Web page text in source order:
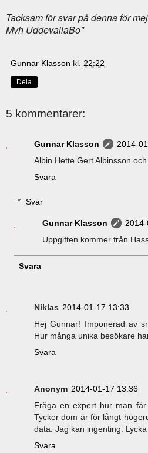
Tacksam för svar på denna för
Mvh UddevallaBo"
Gunnar Klasson kl. 22:22
Dela
5 kommentarer:
Gunnar Klasson
2014-
Albin Hette Gert Albinsson
Svara
Svar
Gunnar Klasson
Uppgiften kommer från
Svara
Niklas 2014-01-17 13:33
Hej Gunnar! Imponerad av
Hur många unika besökare
Svara
Anonym 2014-01-17 13:36
Fråga en expert hur man
Tycker dom är för långt
data. Jag kan ingenting.
Svara